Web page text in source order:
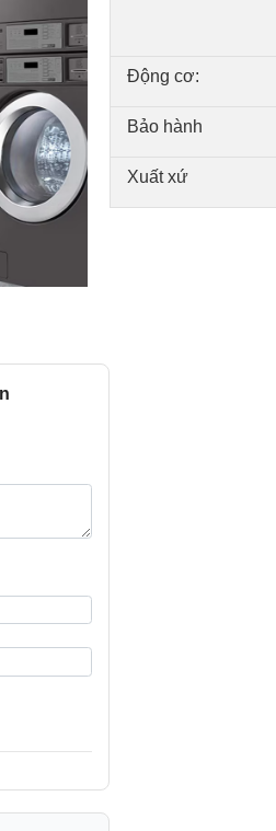
cửa
Động cơ:
Bảo hành
Xuất xứ